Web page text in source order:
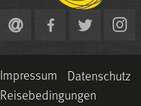
Impressum Datenschutz
Reisebedingungen